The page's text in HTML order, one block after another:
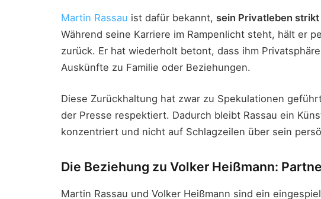
Martin Rassau ist dafür bekannt, sein Privatleben
Während seine Karriere im Rampenlicht steht, hält er
zurück. Er hat wiederholt betont, dass ihm
Auskünfte zu Familie oder Beziehungen.
Diese Zurückhaltung hat zwar zu Spekulationen
der Presse respektiert. Dadurch bleibt Rassau ein
konzentriert und nicht auf Schlagzeilen über sein
Die Beziehung zu Volker Heißmann:
Martin Rassau und Volker Heißmann sind ein